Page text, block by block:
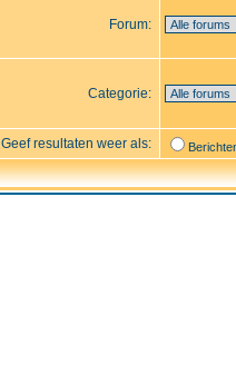
Forum:
Categorie:
Geef resultaten weer als: